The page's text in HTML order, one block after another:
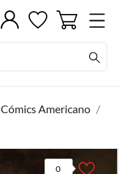
Cómics Americano
0